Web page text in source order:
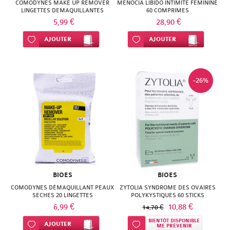
NATURACTIVE
NUTRITION
NEW
NORDIC
NUTERGIA
OENOBIOL
BAIN
LE
FLEURS
LIFT'ARGAN
MELVITA
NAT
FORM
NATESSANCE
COMODYNES MAKE UP REMOVER
LINGETTES DEMAQUILLANTES
MICELLAIRE X20
5,99 €
Ajouter à ma liste d’envie
AJOUTER
MENOCIA LIBIDO INTIMITE FEMININE
60 COMPRIMES
28,90 €
Ajouter à ma liste d’envie
AJOUTER
BIOES
COMODYNES DÉMAQUILLANT PEAUX
SECHES 20 LINGETTES
6,99 €
Ajouter à ma liste d’envie
AJOUTER
-26%
BIOES
ZYTOLIA SYNDROME DES OVAIRES
POLYKYSTIQUES 60 STICKS
14,70 € 10,88 €
Ajouter à ma liste d’envie
BIENTÔT DISPONIBLE
ME PRÉVENIR